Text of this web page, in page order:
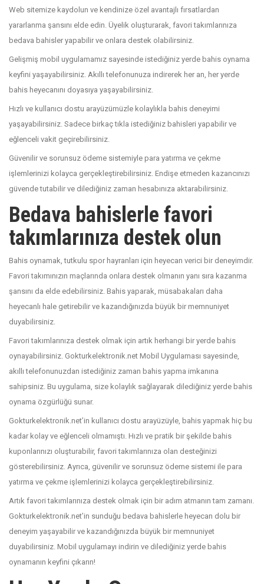
Web sitemize kaydolun ve kendinize özel avantajlı fırsatlardan
yararlanma şansını elde edin. Üyelik oluşturarak, favori takımlarınıza
bedava bahisler yapabilir ve onlara destek olabilirsiniz.
Gelişmiş mobil uygulamamız sayesinde istediğiniz yerde bahis oynama
keyfini yaşayabilirsiniz. Akıllı telefonunuza indirerek her an, her yerde
bahis heyecanını doyasıya yaşayabilirsiniz.
Hızlı ve kullanıcı dostu arayüzümüzle kolaylıkla bahis deneyimi
yaşayabilirsiniz. Sadece birkaç tıkla istediğiniz bahisleri yapabilir ve
eğlenceli vakit geçirebilirsiniz.
Güvenilir ve sorunsuz ödeme sistemiyle para yatırma ve çekme
işlemlerinizi kolayca gerçekleştirebilirsiniz. Endişe etmeden kazancınızı
güvende tutabilir ve dilediğiniz zaman hesabınıza aktarabilirsiniz.
Bedava bahislerle favori
takımlarınıza destek olun
Bahis oynamak, tutkulu spor hayranları için heyecan verici bir deneyimdir.
Favori takımınızın maçlarında onlara destek olmanın yanı sıra kazanma
şansını da elde edebilirsiniz. Bahis yaparak, müsabakaları daha
heyecanlı hale getirebilir ve kazandığınızda büyük bir memnuniyet
duyabilirsiniz.
Favori takımlarınıza destek olmak için artık herhangi bir yerde bahis
oynayabilirsiniz. Gokturkelektronik.net Mobil Uygulaması sayesinde,
akıllı telefonunuzdan istediğiniz zaman bahis yapma imkanına
sahipsiniz. Bu uygulama, size kolaylık sağlayarak dilediğiniz yerde bahis
oynama özgürlüğü sunar.
Gokturkelektronik.net’in kullanıcı dostu arayüzüyle, bahis yapmak hiç bu
kadar kolay ve eğlenceli olmamıştı. Hızlı ve pratik bir şekilde bahis
kuponlarınızı oluşturabilir, favori takımlarınıza olan desteğinizi
gösterebilirsiniz. Ayrıca, güvenilir ve sorunsuz ödeme sistemi ile para
yatırma ve çekme işlemlerinizi kolayca gerçekleştirebilirsiniz.
Artık favori takımlarınıza destek olmak için bir adım atmanın tam zamanı.
Gokturkelektronik.net’in sunduğu bedava bahislerle heyecan dolu bir
deneyim yaşayabilir ve kazandığınızda büyük bir memnuniyet
duyabilirsiniz. Mobil uygulamayı indirin ve dilediğiniz yerde bahis
oynamanın keyfini çıkarın!